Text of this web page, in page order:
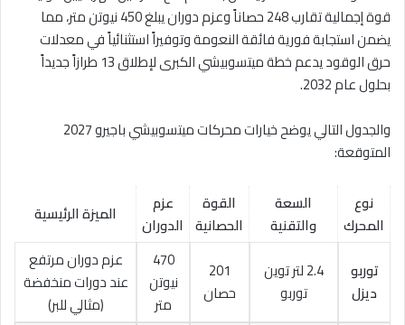
قوة إجمالية تقارب 248 حصاناً وعزم دوران يبلغ 450 نيوتن متر، مما
يضمن استجابة فورية فائقة النعومة وتوفيراً استثنائياً في معدلات
حرق الوقود يدعم خطة ميتسوبيشي الكبرى لإطلاق 13 طرازاً جديداً
بحلول عام 2032.
والجدول التالي يوضح خيارات محركات ميتسوبيشي باجيرو 2027
المتوقعة:
نوع
المحرك
السعة
والتقنية
القوة
الحصانية
عزم
الدوران
الميزة الرئيسية
توربو
ديزل
2.4 لتر توين
توربو
201
حصان
470
نيوتن
متر
عزم دوران مرتفع
عند دورات منخفضة
(مثالي للبر)